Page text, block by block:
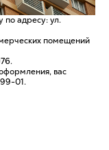
по адресу: ул.
помещений
вас
01.